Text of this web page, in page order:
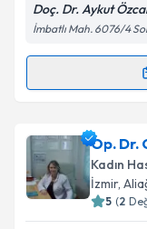
Kişisel
Metni'ni
Doç. Dr. Aykut
İmbatlı Mah. 6076/4
Randevu
Doç. Dr.
oluşturun. Size
takvim
Op. Dr.
Kadın
İzmir,
5 (2